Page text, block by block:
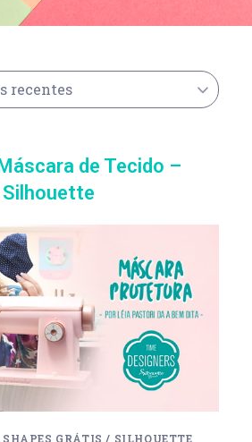
recentes
de Tecido –
SHAPES GRÁTIS / SILHOUETTE